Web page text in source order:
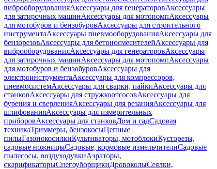
виброоборудованияАксессуары для генераторовАксессуары
для затирочных машинАксессуары для мотопомпАксессуары
для мотобуров и бензобуровАксессуары для строительного
инструментаАксессуары пневмооборудованияАксессуары для
бензорезовАксессуары для бетоносмесителейАксессуары для
виброоборудованияАксессуары для генераторовАксессуары
для затирочных машинАксессуары для мотопомпАксессуары
для мотобуров и бензобуровАксессуары для
электроинструментаАксессуары для компрессоров,
пневмосистемАксессуары для сварки, пайкиАксессуары для
станковАксессуары для стружкоотсосовАксессуары для
бурения и сверленияАксессуары для резанияАксессуары для
шлифованияАксессуары для измерительных
приборовАксессуары для станковДом и садСадовая
техникаТриммеры, бензокосыЦепные
пилыГазонокосилкиКультиваторы, мотоблокиКусторезы,
садовые ножницыСадовые, кормовые измельчителиСадовые
пылесосы, воздуходувкиАэраторы,
скарификаторыСнегоуборщикиДровоколыСеялки,